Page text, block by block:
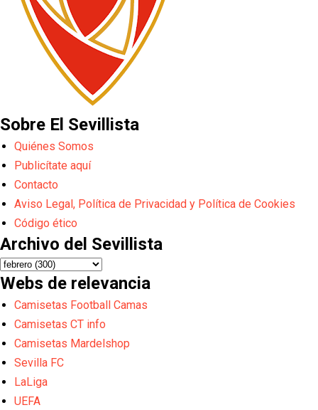
Sobre El Sevillista
Quiénes Somos
Publicítate aquí
Contacto
Aviso Legal, Política de Privacidad y Política de Cookies
Código ético
Archivo del Sevillista
Webs de relevancia
Camisetas Football Camas
Camisetas CT info
Camisetas Mardelshop
Sevilla FC
LaLiga
UEFA